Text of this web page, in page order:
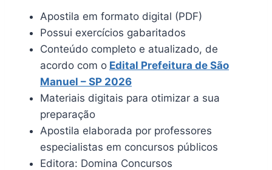
Apostila em formato digital (PDF)
Possui exercícios gabaritados
Conteúdo completo e atualizado, de
acordo com o Edital Prefeitura de São
Manuel – SP 2026
Materiais digitais para otimizar a sua
preparação
Apostila elaborada por professores
especialistas em concursos públicos
Editora: Domina Concursos